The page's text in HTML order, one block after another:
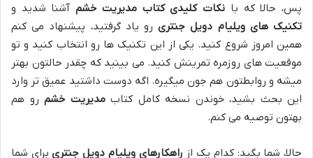
پس، حالا که با نکات کلیدی کتاب مدیریت خشمآشنا شدید و
تکنیک های ویلیام دویل جنتریرو یاد گرفتید، پیشنهاد می کنم
همین امروز شروع کنید. یکی از این تکنیک ها رو انتخاب کنید و تو
موقعیت های روزمره تمرینش کنید. می بینید که چقدر حالتون بهتر
میشه و روابطتون هم جون میگیره. اگه دوست داشتید عمیق تر وارد
این بحث بشید، خوندن نسخه کامل کتابمدیریت خشم رو هم
بهتون توصیه می کنم.
حالا، شما بگید: کدام یک از راهکارهای ویلیام دویل جنتریبرای شما